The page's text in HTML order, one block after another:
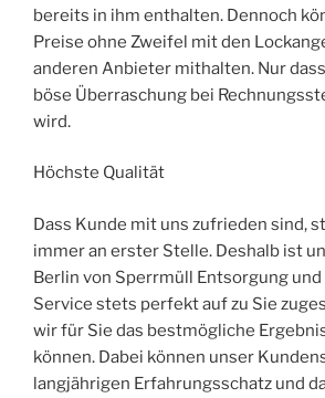
bereits in ihm enthalten. Dennoch
Preise ohne Zweifel mit den
anderen Anbieter mithalten. Nur
böse Überraschung bei
wird.
Höchste Qualität
Dass Kunde mit uns zufrieden sind,
immer an erster Stelle. Deshalb ist
Berlin von Sperrmüll Entsorgung
Service stets perfekt auf zu Sie
wir für Sie das bestmögliche
können. Dabei können unser
langjährigen Erfahrungsschatz und